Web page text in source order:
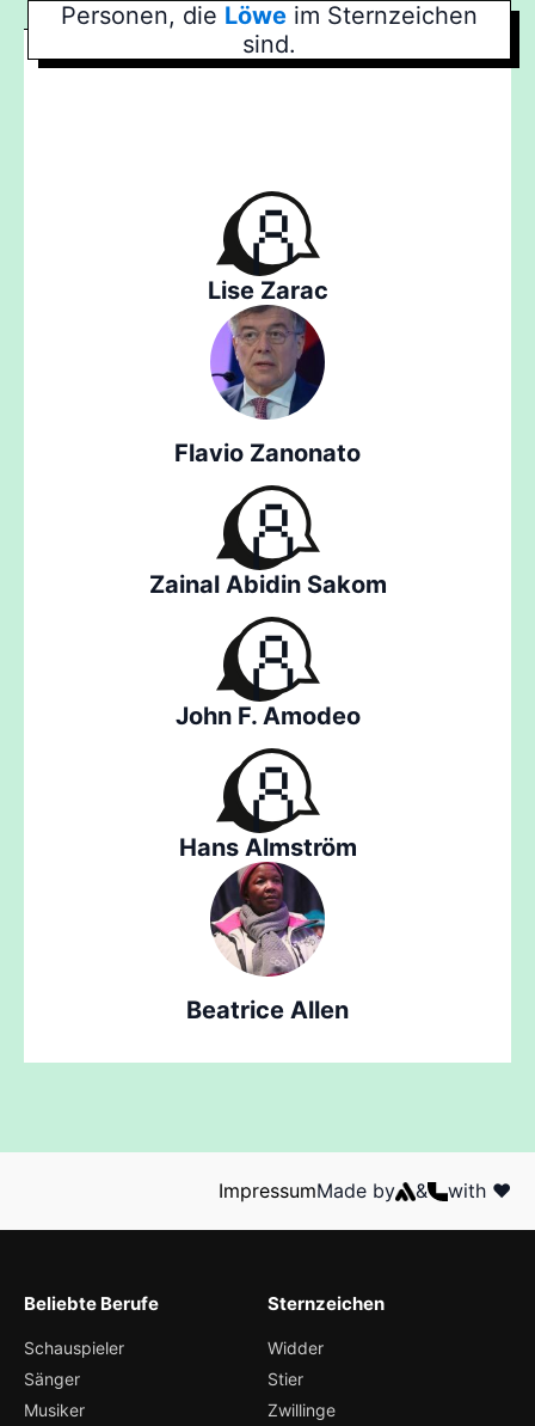
Personen, die Löwe im Sternzeichen
sind.
Lise Zarac
Flavio Zanonato
Zainal Abidin Sakom
John F. Amodeo
Hans Almström
Beatrice Allen
ImpressumMade by & with ❤️
Beliebte Berufe
Schauspieler
Sänger
Musiker
Sternzeichen
Widder
Stier
Zwillinge